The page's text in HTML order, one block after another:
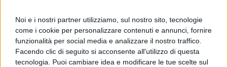
Noi e i nostri partner utilizziamo, sul nostro sito, tecnologie
come i cookie per personalizzare contenuti e annunci, fornire
funzionalità per social media e analizzare il nostro traffico.
Facendo clic di seguito si acconsente all'utilizzo di questa
tecnologia. Puoi cambiare idea e modificare le tue scelte sul
07:10 Grandissimail direttoreBeatrice Venezi
che rompe le scatole alla sinistrache pensa che le
questioni di genere si risolvono soltanto
cambiando i nomi delle professioni.